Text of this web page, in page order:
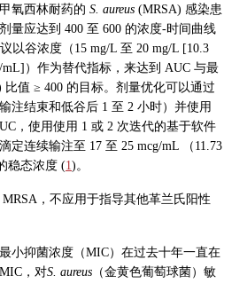
氧西林耐药的 S. aureus (MRSA) 感染患
量应达到 400 至 600 的浓度-时间曲线
以谷浓度（15 mg/L 至 20 mg/L [10.3
）作为替代指标，来达到 AUC 与最
值 ≥ 400 的目标。剂量优化可以通过
注结束和低谷后 1 至 2 小时）并使用
，使用使用 1 或 2 次迭代的基于软件
定连续输注至 17 至 25 mcg/mL （11.73
稳态浓度 (1)。
，不应用于指导其他革兰氏阳性
小抑菌浓度（MIC）在过去十年一直在
，对S. aureus （金黄色葡萄球菌）敏